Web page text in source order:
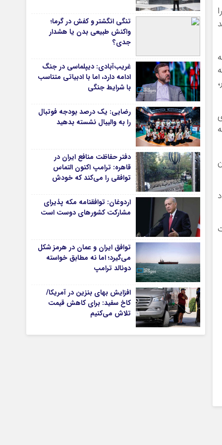
دانشگاه
آموزش و پرورش
بهداشت و درمان
سبک زندگی
حوادث، انتظامی
شهری و رفاهی
شهرداری و شورای شهر
*ماناسپهر
اطلاعیه
پیام تبریک ماناسپهر
پیام تسلیت ماناسپهر
پیوندهای سایت
تنگی انگشتر و کفش در گرما؛
واکنش طبیعی بدن یا هشدار
جدی؟
غریب‌آبادی: دیپلماسی در جنگ
ادامه دارد، اما با ادبیاتی متناسب
با شرایط جنگی
رضایی: یک درصد بودجه فوتبال
را به والیبال نشسته بدهید
دفتر حفاظت منافع ایران در
قاهره: ترامپ اکنون التماس
توافقی را می‌کند که خودش
اردوغان: توافقنامه مکه پذیرای
مشارکت کشورهای دوست است
توافق ایران و عمان در هرمز شکل
می‌گیرد؛ اما نه مطابق خواسته
دونالد ترامپ
افزایش بهای بنزین در آمریکا/
کاخ سفید: برای کاهش قیمت
تلاش می‌کنیم